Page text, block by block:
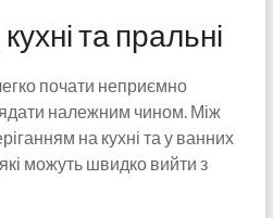
та пральні
почати неприємно
належним чином. Між
на кухні та у ванних
можуть швидко вийти з